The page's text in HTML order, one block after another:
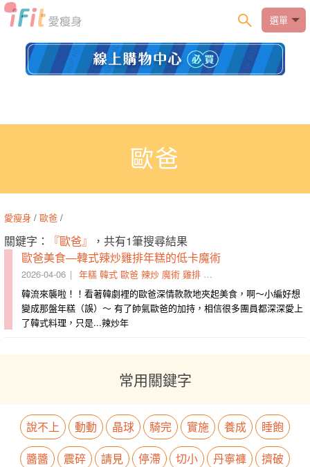
選單
歐爸
愛瘦身 / 歐爸 /
關鍵字： 『歐爸』
，共有1筆搜尋結果
歐爸美食—韓式辣炒雞排年糕的低卡魔術
2026-04-06 年糕 韓式 歐爸 辣炒 魔術 雞排 辣椒粉
韓流來襲啦！！看著韓劇裡的歐爸深情​款款地夾起美食，啊～小編好想
變成那盤年糕（誤）～ 有了​帥氣歐爸的加持，相信很多團員都深深愛上
了韓式料理，只是...​辣炒年
常用關鍵字
說不上 動動 晶球 騎完 實施 養成
睡飽
醬醬
震碎 請見 停滯 切小 丹寧褲
擠破